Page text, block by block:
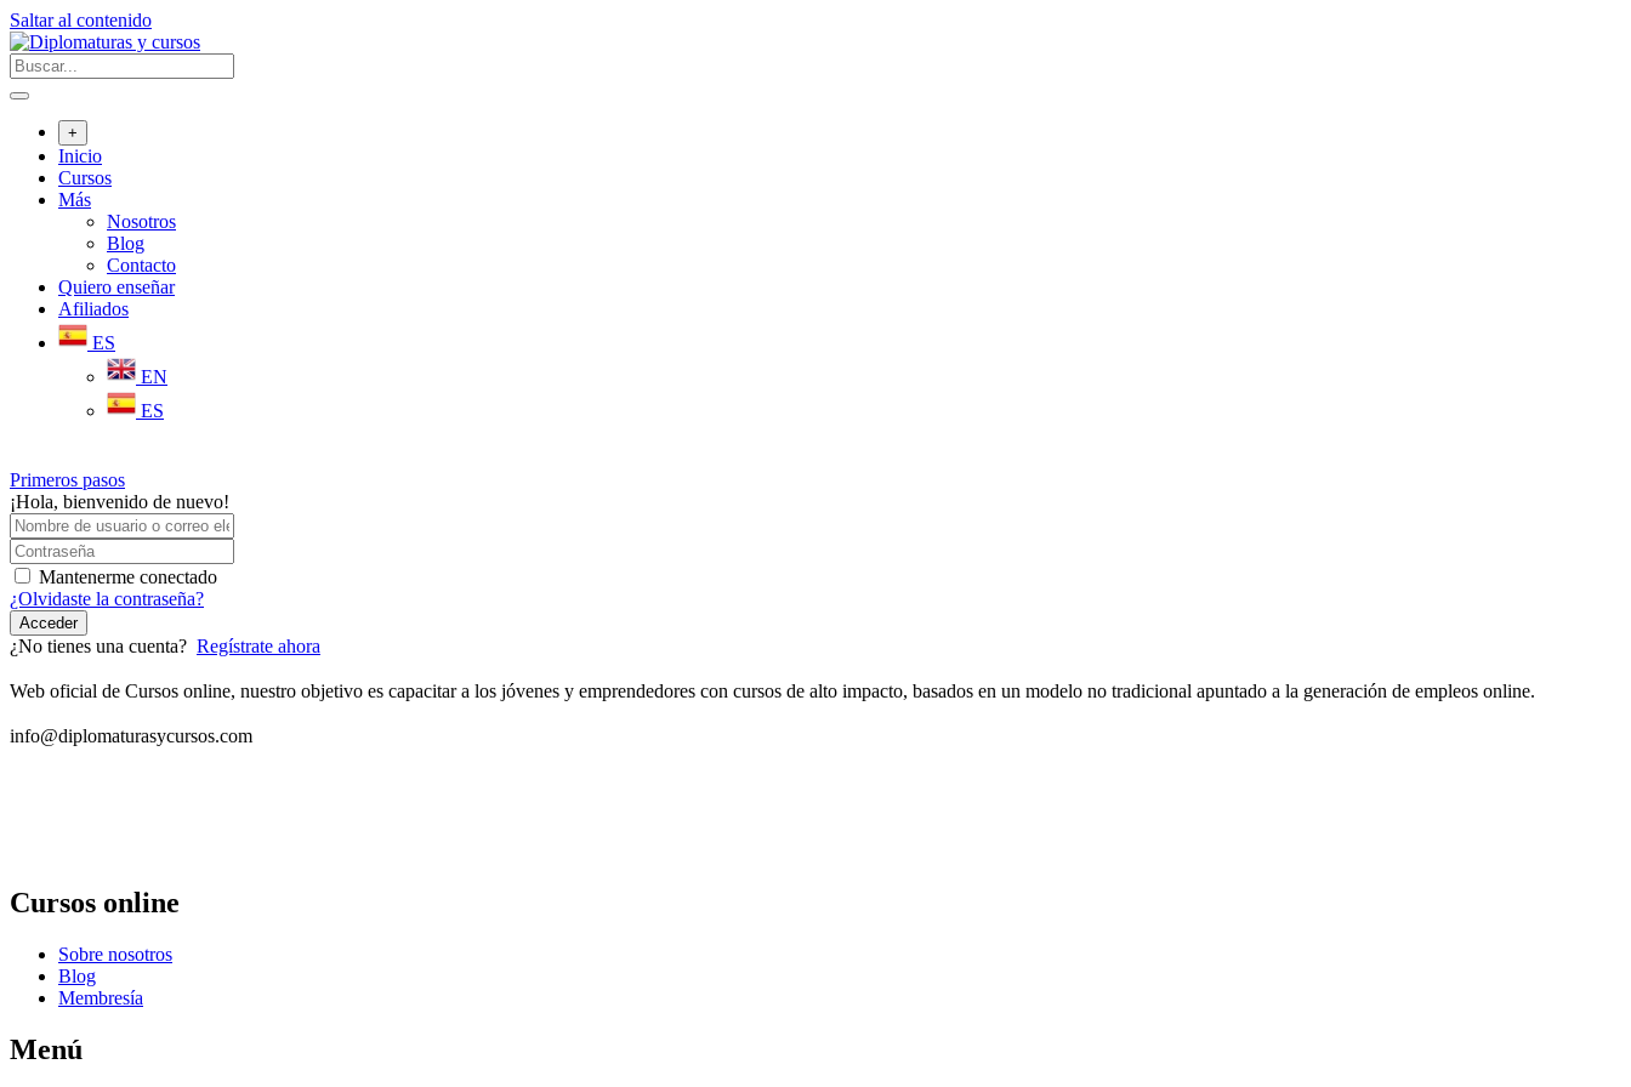
Saltar al contenido
+
Inicio
Cursos
Más
Nosotros
Blog
Contacto
Quiero enseñar
Afiliados
ES
EN
ES
Primeros pasos
¡Hola, bienvenido de nuevo!
Mantenerme conectado
¿Olvidaste la contraseña?
Acceder
¿No tienes una cuenta? Regístrate ahora
Web oficial de Cursos online, nuestro objetivo es capacitar a los jóvenes y emprendedores con cursos de alto impacto, basados en un modelo no tradicional apuntado a la generación de empleos online.
info@diplomaturasycursos.com
Cursos online
Sobre nosotros
Blog
Membresía
Menú